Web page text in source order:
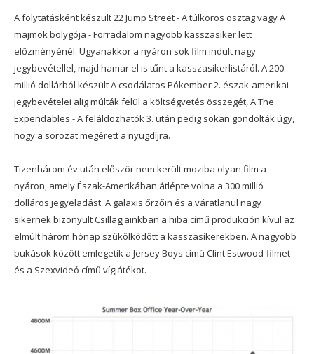
A folytatásként készült 22 Jump Street - A túlkoros osztag vagy A
majmok bolygója - Forradalom nagyobb kasszasiker lett
előzményénél. Ugyanakkor a nyáron sok film indult nagy
jegybevétellel, majd hamar el is tűnt a kasszasikerlistáról. A 200
millió dollárból készült A csodálatos Pókember 2. észak-amerikai
jegybevételei alig múlták felül a költségvetés összegét, A The
Expendables - A feláldozhatók 3. után pedig sokan gondolták úgy,
hogy a sorozat megérett a nyugdíjra.
Tizenhárom év után először nem került moziba olyan film a
nyáron, amely Észak-Amerikában átlépte volna a 300 millió
dolláros jegyeladást. A galaxis őrzőin és a váratlanul nagy
sikernek bizonyult Csillagjainkban a hiba című produkción kívül az
elmúlt három hónap szűkölködött a kasszasikerekben. A nagyobb
bukások között emlegetik a Jersey Boys című Clint Estwood-filmet
és a Szexvideó című vígjátékot.